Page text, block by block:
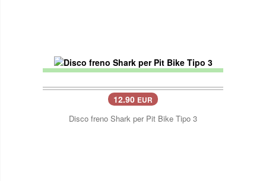
12.90 EUR
Disco freno Shark per Pit Bike Tipo 3